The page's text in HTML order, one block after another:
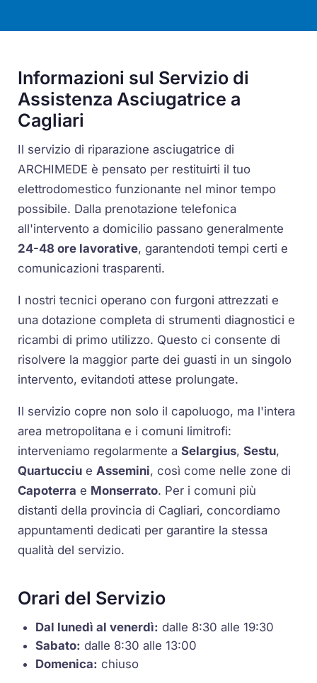
Informazioni sul Servizio di
Assistenza Asciugatrice a
Cagliari
Il servizio di riparazione asciugatrice di
ARCHIMEDE è pensato per restituirti il tuo
elettrodomestico funzionante nel minor tempo
possibile. Dalla prenotazione telefonica
all'intervento a domicilio passano generalmente
24-48 ore lavorative, garantendoti tempi certi e
comunicazioni trasparenti.
I nostri tecnici operano con furgoni attrezzati e
una dotazione completa di strumenti diagnostici e
ricambi di primo utilizzo. Questo ci consente di
risolvere la maggior parte dei guasti in un singolo
intervento, evitandoti attese prolungate.
Il servizio copre non solo il capoluogo, ma l'intera
area metropolitana e i comuni limitrofi:
interveniamo regolarmente aSelargius,Sestu,
Quartucciu eAssemini, così come nelle zone di
Capoterra e Monserrato. Per i comuni più
distanti della provincia di Cagliari, concordiamo
appuntamenti dedicati per garantire la stessa
qualità del servizio.
Orari del Servizio
Dal lunedì al venerdì: dalle 8:30 alle 19:30
Sabato: dalle 8:30 alle 13:00
Domenica: chiuso